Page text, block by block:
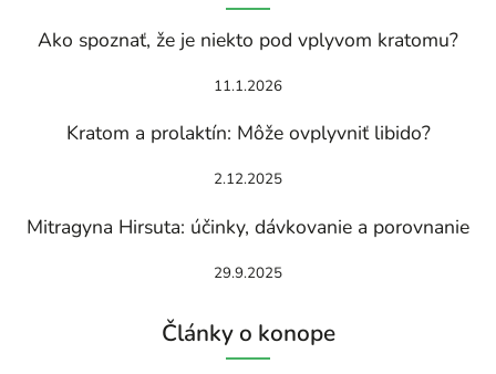
Ako spoznať, že je niekto pod vplyvom kratomu?
11.1.2026
Kratom a prolaktín: Môže ovplyvniť libido?
2.12.2025
Mitragyna Hirsuta: účinky, dávkovanie a porovnanie
29.9.2025
Články o konope